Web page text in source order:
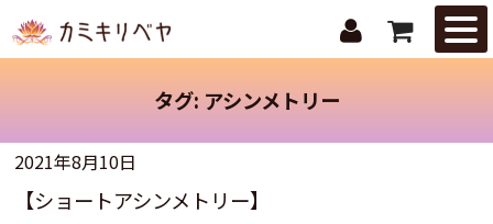
はじめての
トピックス
タグ: アシンメトリー
2021年8月10日
【ショートアシンメトリー】